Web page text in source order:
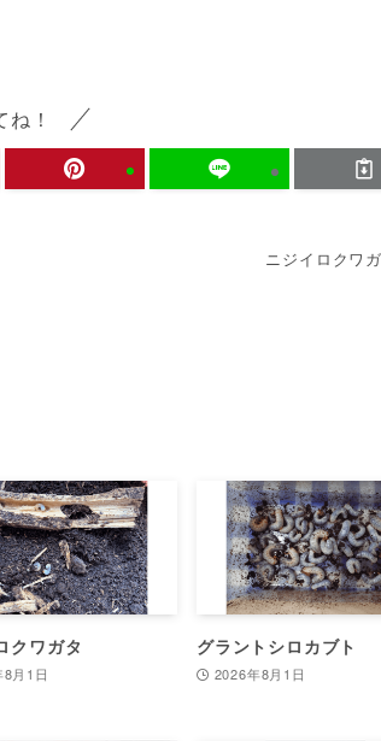
！
ニジイロクワ
クワガタ
月1日
グラントシロカブト
2026年8月1日